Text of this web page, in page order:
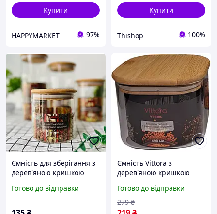
Купити
HAPPYMARKET 97%
Купити
Thishop 100%
Ємність для зберігання з
дерев'яною кришкою
мл, 1100 мл, 1300)
Готово до відправки
Ємність Vittora з
дерев'яною кришкою
7306
Готово до відправки
279 ₴